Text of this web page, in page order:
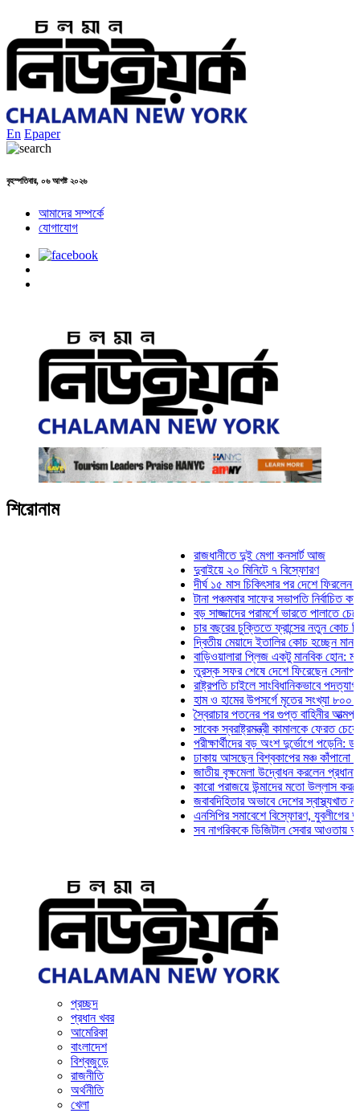
En Epaper
বৃহস্পতিবার, ০৬ আগষ্ট ২০২৬
আমাদের সম্পর্কে
যোগাযোগ
শিরোনাম
রাজধানীতে দুই মেগা কনসার্ট আজ
দুবাইয়ে ২০ মিনিটে ৭ বিস্ফোরণ
দীর্ঘ ১৫ মাস চিকিৎসার পর দেশে ফিরলেন
টানা পঞ্চমবার সাফের সভাপতি নির্বাচিত কাজী
বড় সাজ্জাদের পরামর্শে ভারতে পালাতে
চার বছরের চুক্তিতে ফ্রান্সের নতুন কোচ জিদান
দ্বিতীয় মেয়াদে ইতালির কোচ হচ্ছেন মানচিনি
বাড়িওয়ালারা প্লিজ একটু মানবিক হোন: মনিরা মিঠু
তুরস্ক সফর শেষে দেশে ফিরেছেন সেনাপ্রধান
রাষ্ট্রপতি চাইলে সাংবিধানিকভাবে পদত্যাগ করতে
হাম ও হামের উপসর্গে মৃতের সংখ্যা ৮০০ ছাড়াল
স্বৈরাচার পতনের পর গুপ্ত বাহিনীর আত্মপ্রকাশ:
সাবেক স্বরাষ্ট্রমন্ত্রী কামালকে ফেরত চেয়ে
পরীক্ষার্থীদের বড় অংশ দুর্ভোগে পড়েনি: ড.
ঢাকায় আসছেন বিশ্বকাপের মঞ্চ কাঁপানো সেই
জাতীয় বৃক্ষমেলা উদ্বোধন করলেন প্রধানমন্ত্রী
কারো পরাজয়ে উন্মাদের মতো উল্লাস করতে হয়
জবাবদিহিতার অভাবে দেশের স্বাস্থ্যখাত নানা
এনসিপির সমাবেশে বিস্ফোরণ, যুবলীগের দুই
সব নাগরিককে ডিজিটাল সেবার আওতায় আনতে
প্রচ্ছদ
প্রধান খবর
আমেরিকা
বাংলাদেশ
বিশ্বজুড়ে
রাজনীতি
অর্থনীতি
খেলা